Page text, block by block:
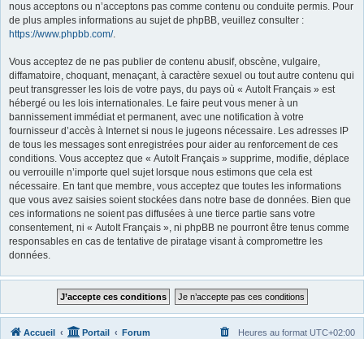
nous acceptons ou n’acceptons pas comme contenu ou conduite permis. Pour
de plus amples informations au sujet de phpBB, veuillez consulter :
https://www.phpbb.com/.
Vous acceptez de ne pas publier de contenu abusif, obscène, vulgaire,
diffamatoire, choquant, menaçant, à caractère sexuel ou tout autre contenu qui
peut transgresser les lois de votre pays, du pays où « AutoIt Français » est
hébergé ou les lois internationales. Le faire peut vous mener à un
bannissement immédiat et permanent, avec une notification à votre
fournisseur d’accès à Internet si nous le jugeons nécessaire. Les adresses IP
de tous les messages sont enregistrées pour aider au renforcement de ces
conditions. Vous acceptez que « AutoIt Français » supprime, modifie, déplace
ou verrouille n’importe quel sujet lorsque nous estimons que cela est
nécessaire. En tant que membre, vous acceptez que toutes les informations
que vous avez saisies soient stockées dans notre base de données. Bien que
ces informations ne soient pas diffusées à une tierce partie sans votre
consentement, ni « AutoIt Français », ni phpBB ne pourront être tenus comme
responsables en cas de tentative de piratage visant à compromettre les
données.
Accueil Portail Forum Heures au format UTC+02:00